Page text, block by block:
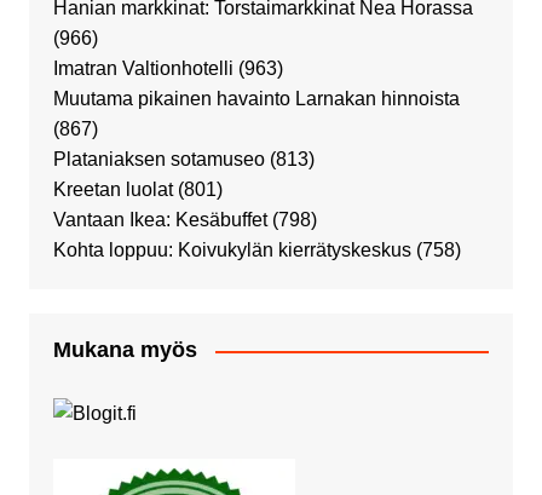
Hanian markkinat: Torstaimarkkinat Nea Horassa
(966)
Imatran Valtionhotelli (963)
Muutama pikainen havainto Larnakan hinnoista
(867)
Plataniaksen sotamuseo (813)
Kreetan luolat (801)
Vantaan Ikea: Kesäbuffet (798)
Kohta loppuu: Koivukylän kierrätyskeskus (758)
Mukana myös